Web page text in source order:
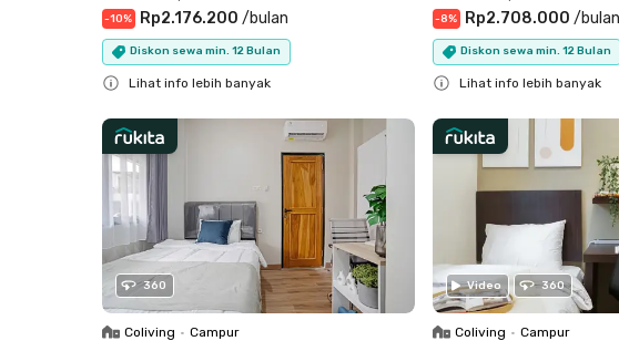
-10% Rp2.176.200 /bulan
Diskon sewa min. 12 Bulan
Lihat info lebih banyak
-8% Rp2.708.000 /bulan
Diskon sewa min. 12 Bulan
Lihat info lebih banyak
360
Coliving • Campur
Video 360
Coliving • Campur